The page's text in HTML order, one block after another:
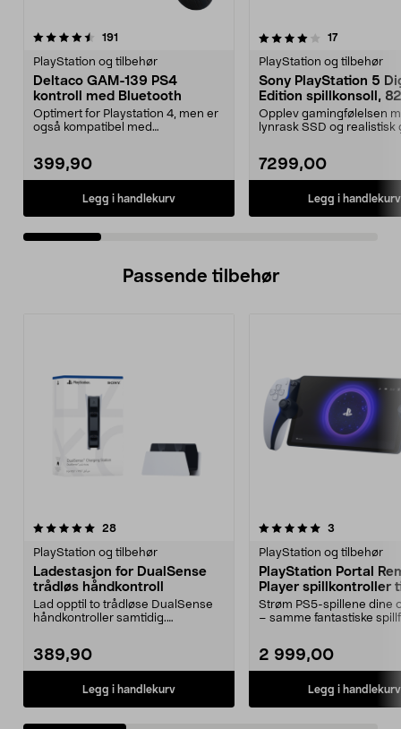
191
PlayStation og tilbehør
Deltaco GAM-139 PS4
kontroll med Bluetooth
Optimert for Playstation 4, men er
også kompatibel med
399,90
Legg i handlekurv
4.0 av 5 stjerner 17anmeldelser
PlayStation og tilbehør
Sony PlayStation 5
Edition spillkonsoll,
Opplev gamingfølelsen
lynrask SSD og realistisk
7299,00
Legg i handlekurv
5.0 av 5 stjerner
Passende tilbehør
28anmeldelser
PlayStation og tilbehør
Ladestasjon for DualSense
trådløs håndkontroll
Lad opptil to trådløse DualSense
håndkontroller samtidig.
389,90
Legg i handlekurv
5.0av 5 stjerner 3
PlayStation og tilbehør
PlayStation Portal
Player spillkontroller
Strøm PS5-spillene dine
– samme fantastiske
2 999,00
Legg i handlekurv
4.0av 5 stjerner